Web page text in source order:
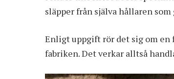
släpper från själva hållaren
Enligt uppgift rör det sig om
fabriken. Det verkar alltså